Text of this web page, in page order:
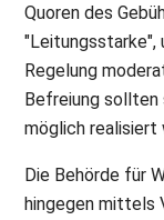
Quoren des
"Leitungsstarke",
Regelung
Befreiung sollten
möglich realisiert
Die Behörde für
hingegen mittels